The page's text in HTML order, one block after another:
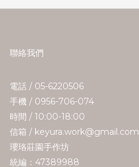
聯絡我們
電話 / 05-6220506
手機 / 0956-706-074
時間 / 10:00-18:00
信箱 / keyura.work@gmail.com
瓔珞莊園手作坊
統編：47389988